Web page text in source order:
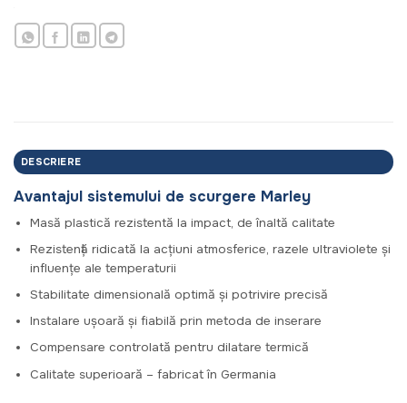
DESCRIERE
Avantajul sistemului de scurgere Marley
Masă plastică rezistentă la impact, de înaltă calitate
Rezistență ridicată la acțiuni atmosferice, razele ultraviolete și
influențe ale temperaturii
Stabilitate dimensională optimă și potrivire precisă
Instalare ușoară și fiabilă prin metoda de inserare
Compensare controlată pentru dilatare termică
Calitate superioară – fabricat în Germania